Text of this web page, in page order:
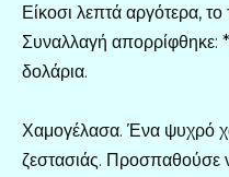
Είκοσι λεπτά αργότερα,
Συναλλαγή
δολάρια.
Χαμογέλασα. Ένα ψυχρό
ζεστασιάς. Προσπαθούσε